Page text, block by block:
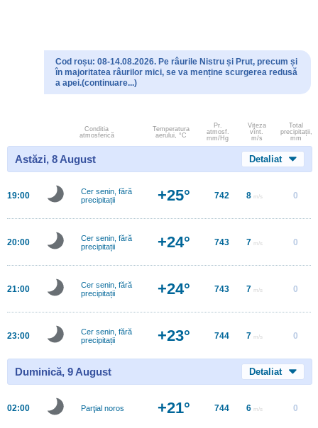
Cod roșu: 08-14.08.2026. Pe râurile Nistru și Prut, precum și
în majoritatea râurilor mici, se va menține scurgerea redusă
a apei.(continuare...)
Conditia
atmosferică
Temperatura
aerului, °C
Pr.
atmosf.
mm/Hg
Viteza
vînt.
m/s
Total
precipitații,
mm
Astăzi, 8 August Detaliat
19:00
Cer senin, fără
precipitații
+25° 742 8 m/s 0
20:00
Cer senin, fără
precipitații
+24° 743 7 m/s 0
21:00
Cer senin, fără
precipitații
+24° 743 7 m/s 0
23:00
Cer senin, fără
precipitații
+23° 744 7 m/s 0
Duminică, 9 August Detaliat
02:00 Parţial noros +21° 744 6 m/s 0